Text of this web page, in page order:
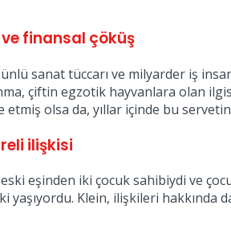
finansal çöküş
sanat tüccarı ve milyarder iş
çiftin egzotik hayvanlara olan
etmiş olsa da, yıllar içinde bu
ilişkisi
eşinden iki çocuk sahibiydi ve
yaşıyordu. Klein, ilişkileri hakkında